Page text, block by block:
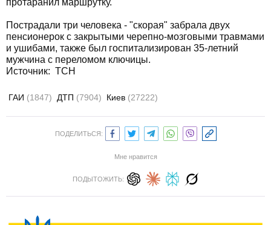
Пострадали три человека - "скорая" забрала двух
пенсионерок с закрытыми черепно-мозговыми травмами
и ушибами, также был госпитализирован 35-летний
мужчина с переломом ключицы.
Источник: ТСН
ГАИ (1847) ДТП (7904) Киев (27222)
ПОДЕЛИТЬСЯ:
Мне нравится
ПОДЫТОЖИТЬ: